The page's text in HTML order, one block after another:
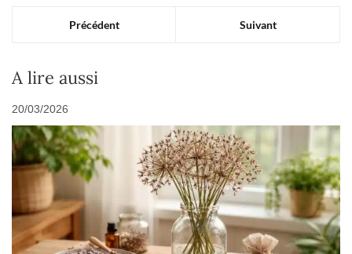
Précédent Suivant
A lire aussi
20/03/2026